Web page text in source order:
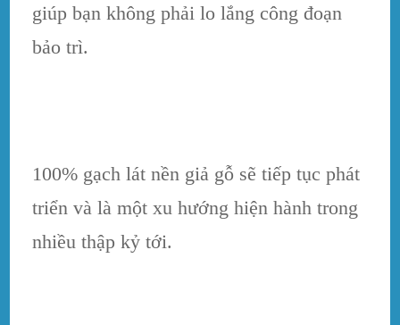
giúp bạn không phải lo lắng công đoạn
bảo trì.
100% gạch lát nền giả gỗ sẽ tiếp tục phát
triển và là một xu hướng hiện hành trong
nhiều thập kỷ tới.